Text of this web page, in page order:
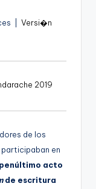
| Versi�n
de los
participaban en
penúltimo acto
de escritura